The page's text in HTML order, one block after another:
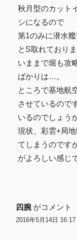
秋月型のカット
シになるので
第1のみに潜水
とS取れておりま
いままで堀も攻
ばかりは…。
ところで基地航
させているので
いるのでしょう
現状、彩雲+局
てしまうのです
がよろしい感じ
四腕 がコメント
2016年5月14日 16:17